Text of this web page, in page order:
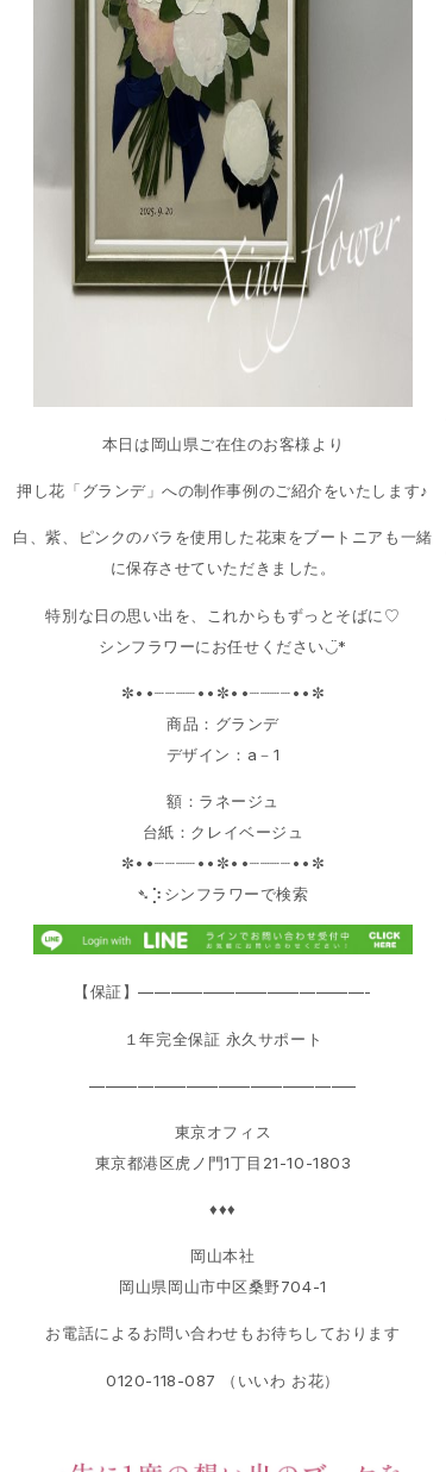
本日は岡山県ご在住のお客様より
押し花「グランデ」への制作事例のご紹介をいたします♪
白、紫、ピンクのバラを使用した花束をブートニアも一緒
に保存させていただきました。
特別な日の思い出を、これからもずっとそばに♡
シンフラワーにお任せください◡̈*
✼••┈┈┈┈••✼••┈┈┈┈••✼
商品：グランデ
デザイン：a－1
額：ラネージュ
台紙：クレイベージュ
✼••┈┈┈┈••✼••┈┈┈┈••✼
➴⡱シンフラワーで検索
【保証】——————————————-
１年完全保証 永久サポート
————————————————–
東京オフィス
東京都港区虎ノ門1丁目21-10-1803
♦♦♦
岡山本社
岡山県岡山市中区桑野704-1
お電話によるお問い合わせもお待ちしております
0120-118-087 （いいわ お花）